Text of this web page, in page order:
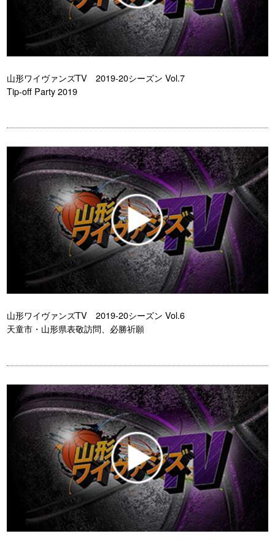
山形ワイヴァンズTV 2019-20シーズン Vol.7
Tip-off Party 2019
山形ワイヴァンズTV 2019-20シーズン Vol.6
天童市・山形県表敬訪問、必勝祈願